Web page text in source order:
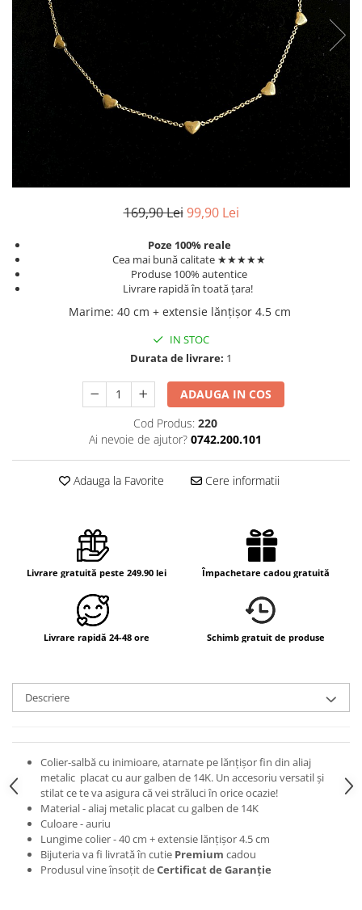
169,90 Lei 99,90 Lei
Poze 100% reale
Cea mai bună calitate ★★★★★
Produse 100% autentice
Livrare rapidă în toată țara!
Marime: 40 cm + extensie lănțișor 4.5 cm
IN STOC
Durata de livrare: 1
ADAUGA IN COS
Cod Produs: 220
Ai nevoie de ajutor? 0742.200.101
Adauga la Favorite Cere informatii
Livrare gratuită peste 249.90 lei Împachetare cadou gratuită
Livrare rapidă 24-48 ore Schimb gratuit de produse
Descriere
Colier-salbă cu inimioare, atarnate pe lănțișor fin din aliaj
metalic placat cu aur galben de 14K. Un accesoriu versatil și
stilat ce te va asigura că vei străluci în orice ocazie!
Material - aliaj metalic placat cu galben de 14K
Culoare - auriu
Lungime colier - 40 cm + extensie lănțișor 4.5 cm
Bijuteria va fi livrată în cutie Premium cadou
Produsul vine însoțit deCertificat de Garanție